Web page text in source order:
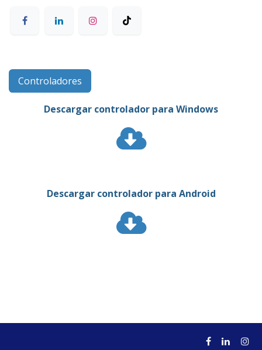
Controladores
Descargar controlador para Windows
Descargar controlador para Android